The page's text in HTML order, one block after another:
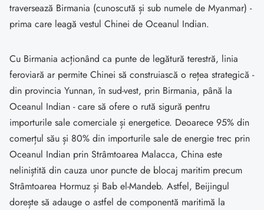
traversează Birmania (cunoscută și sub numele de Myanmar) -
prima care leagă vestul Chinei de Oceanul Indian.
Cu Birmania acționând ca punte de legătură terestră, linia
feroviară ar permite Chinei să construiască o rețea strategică -
din provincia Yunnan, în sud-vest, prin Birmania, până la
Oceanul Indian - care să ofere o rută sigură pentru
importurile sale comerciale și energetice. Deoarece 95% din
comerțul său și 80% din importurile sale de energie trec prin
Oceanul Indian prin Strâmtoarea Malacca, China este
neliniștită din cauza unor puncte de blocaj maritim precum
Strâmtoarea Hormuz și Bab el-Mandeb. Astfel, Beijingul
dorește să adauge o astfel de componentă maritimă la